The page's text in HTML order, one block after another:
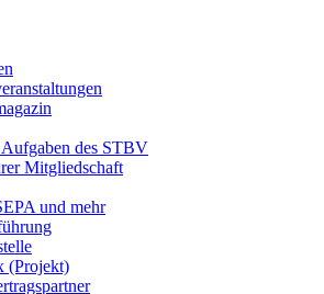
des STBV
Mitgliedschaft
und mehr
(Projekt)